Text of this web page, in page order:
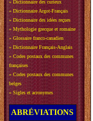
» Dictionnaire des curieux
» Dictionnaire Argot-Français
» Dictionnaire des idées reçues
» Mythologie grecque et romaine
» Glossaire franco-canadien
» Dictionnaire Français-Anglais
» Codes postaux des communes
françaises
» Codes postaux des communes
belges
» Sigles et acronymes
ABRÉVIATIONS